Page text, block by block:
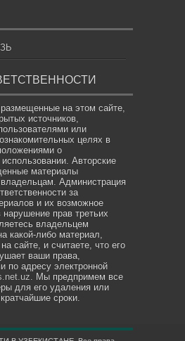
на этом сайте,
источников,
или
целях в
о
Авторские
материалы
Администрация
за
и их возможное
нарушение прав третьих
владельцем
какой-либо материал,
сайте, и считаете, что его
ваши права,
по адресу электронной
. Мы предпримем все
для его удаления или
сроки.